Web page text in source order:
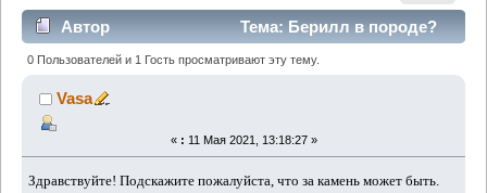
Автор
Тема: Берилл в породе?
(Прочитано 2611 раз)
0 Пользователей и 1 Гость просматривают эту тему.
Vasa
« : 11 Мая 2021, 13:18:27 »
Здравствуйте! Подскажите пожалуйста, что за камень может быть.